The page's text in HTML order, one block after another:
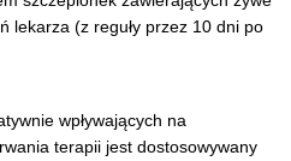
lekarza (z reguły przez 10 dni po
wpływających na
terapii jest dostosowywany